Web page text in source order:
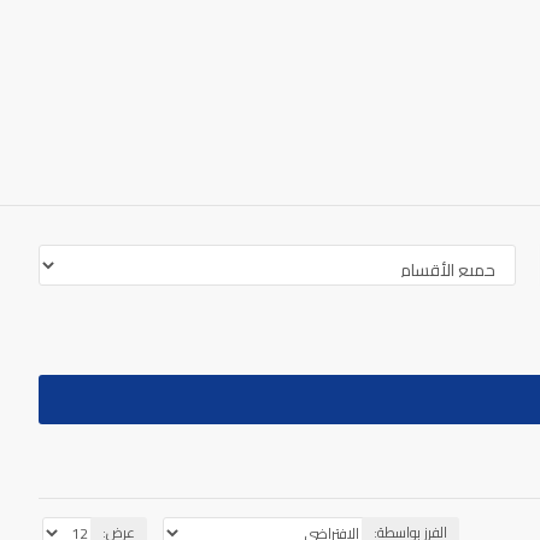
الفرز بواسطة: عرض: